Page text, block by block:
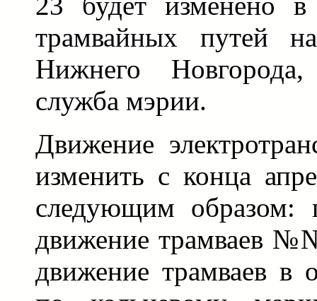
трамвайных путей
Нижнего
служба мэрии.
Движение
изменить с конца
следующим образом:
движение трамваев
движение трамваев в